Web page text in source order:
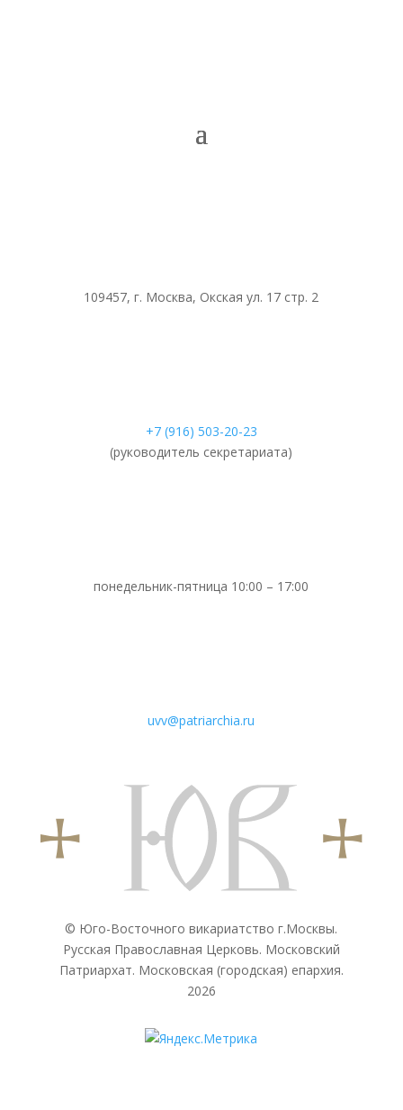
109457, г. Москва, Окская ул. 17 стр. 2
+7 (916) 503-20-23
(руководитель секретариата)
понедельник-пятница 10:00 – 17:00
uvv@patriarchia.ru
© Юго-Восточного викариатствo г.Москвы.
Русская Православная Церковь. Московский
Патриархат. Московская (городская) епархия.
2026